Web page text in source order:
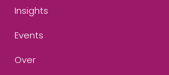
Insights
Events
Over